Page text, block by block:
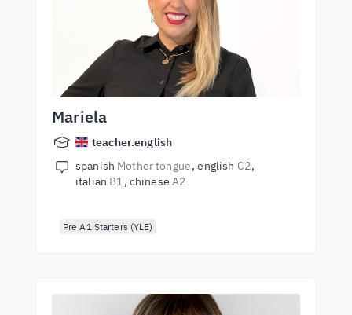
Mariela
teacher.english
spanish Mother tongue english C2
italian B1 chinese A2
Pre A1 Starters (YLE)